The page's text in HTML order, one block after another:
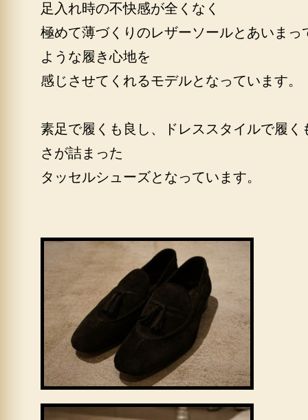
足入れ時の不快感が全くなく
極めて薄づくりのレザーソールとあいまっ
ような履き心地を
感じさせてくれるモデルとなっています。
素足で履くも良し、ドレススタイルで履く
さが詰まった
タッセルシューズとなっています。